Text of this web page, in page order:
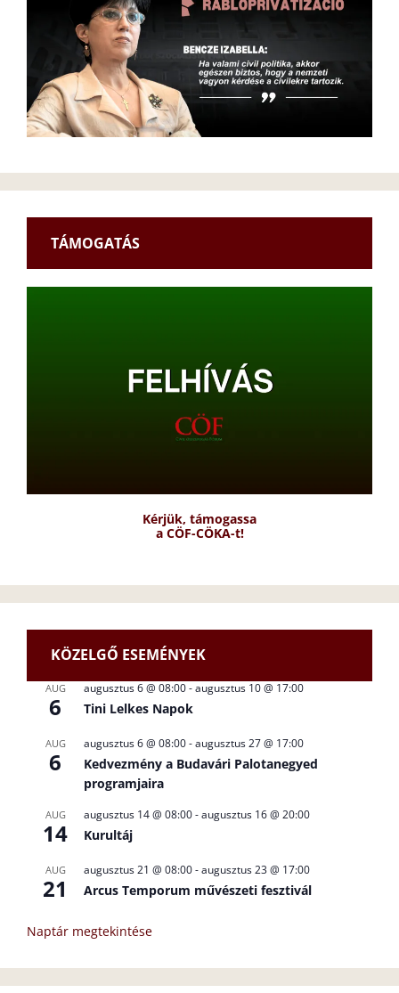
TÁMOGATÁS
Kérjük, támogassa
a CÖF-CÖKA-t!
KÖZELGŐ ESEMÉNYEK
AUG
6
augusztus 6 @ 08:00-augusztus 10 @ 17:00
Tini Lelkes Napok
AUG
6
augusztus 6 @ 08:00-augusztus 27 @ 17:00
Kedvezmény a Budavári Palotanegyed
programjaira
AUG
14
augusztus 14 @ 08:00-augusztus 16 @ 20:00
Kurultáj
AUG
21
augusztus 21 @ 08:00-augusztus 23 @ 17:00
Arcus Temporum művészeti fesztivál
Naptár megtekintése